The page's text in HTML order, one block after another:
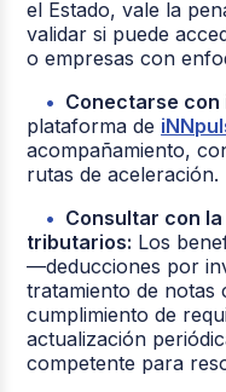
el Estado, vale la
validar si puede
o empresas con
Conectarse con
plataforma de
acompañamiento,
rutas de aceleración.
Consultar con
tributarios: Los
—deducciones por
tratamiento de
cumplimiento de
actualización
competente para